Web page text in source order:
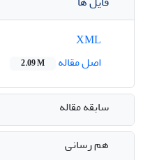
اصل مقاله
2.09 M
سابقه مقاله
هم رسانی